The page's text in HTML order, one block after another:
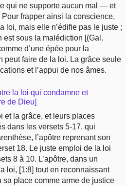
qui ne supporte aucun mal — et
Pour frapper ainsi la conscience,
loi, mais elle n’édifie pas le juste ;
est sous la malédiction [(Gal.
d’une épée pour la
peut faire de la loi. La grâce seule
et l’appui de nos âmes.
la loi qui condamne et
de Dieu]
et la grâce, et leurs places
dans les versets 5-17, qui
l’apôtre reprenant son
18. Le juste emploi de la loi
8 à 10. L’apôtre, dans un
loi, [1:8] tout en reconnaissant
place comme arme de justice